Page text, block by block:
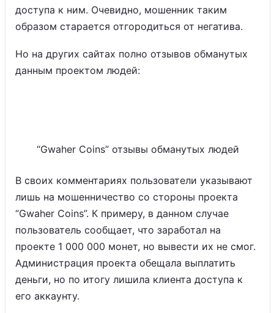
доступа к ним. Очевидно, мошенник таким
образом старается отгородиться от негатива.
Но на других сайтах полно отзывов обманутых
данным проектом людей:
“Gwaher Coins” отзывы обманутых людей
В своих комментариях пользователи указывают
лишь на мошенничество со стороны проекта
“Gwaher Coins”. К примеру, в данном случае
пользователь сообщает, что заработал на
проекте 1 000 000 монет, но вывести их не смог.
Администрация проекта обещала выплатить
деньги, но по итогу лишила клиента доступа к
его аккаунту.